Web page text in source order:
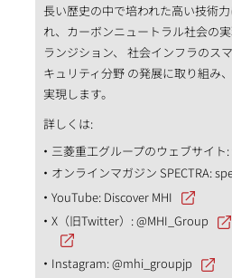
長い歴史の中で培われた高い技術
れ、カーボンニュートラル社会の
ランジション、 社会インフラのス
キュリティ分野 の発展に取り組み
実現します。
詳しくは:
三菱重工グループのウェブサイト:
オンラインマガジン SPECTRA:
YouTube: Discover MHI
X（旧Twitter）:@MHI_Group
Instagram:@mhi_groupjp